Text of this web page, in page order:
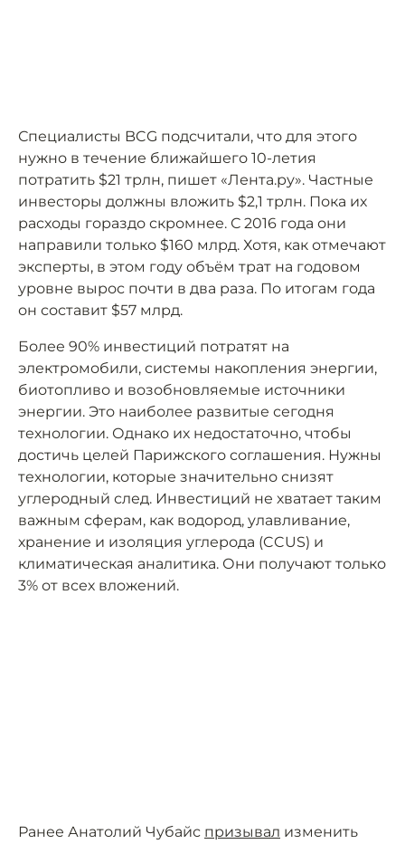
Специалисты BCG подсчитали, что для этого
нужно в течение ближайшего 10-летия
потратить $21 трлн, пишет «Лента.ру». Частные
инвесторы должны вложить $2,1 трлн. Пока их
расходы гораздо скромнее. С 2016 года они
направили только $160 млрд. Хотя, как отмечают
эксперты, в этом году объём трат на годовом
уровне вырос почти в два раза. По итогам года
он составит $57 млрд.
Более 90% инвестиций потратят на
электромобили, системы накопления энергии,
биотопливо и возобновляемые источники
энергии. Это наиболее развитые сегодня
технологии. Однако их недостаточно, чтобы
достичь целей Парижского соглашения. Нужны
технологии, которые значительно снизят
углеродный след. Инвестиций не хватает таким
важным сферам, как водород, улавливание,
хранение и изоляция углерода (CCUS) и
климатическая аналитика. Они получают только
3% от всех вложений.
Ранее Анатолий Чубайс призывал изменить